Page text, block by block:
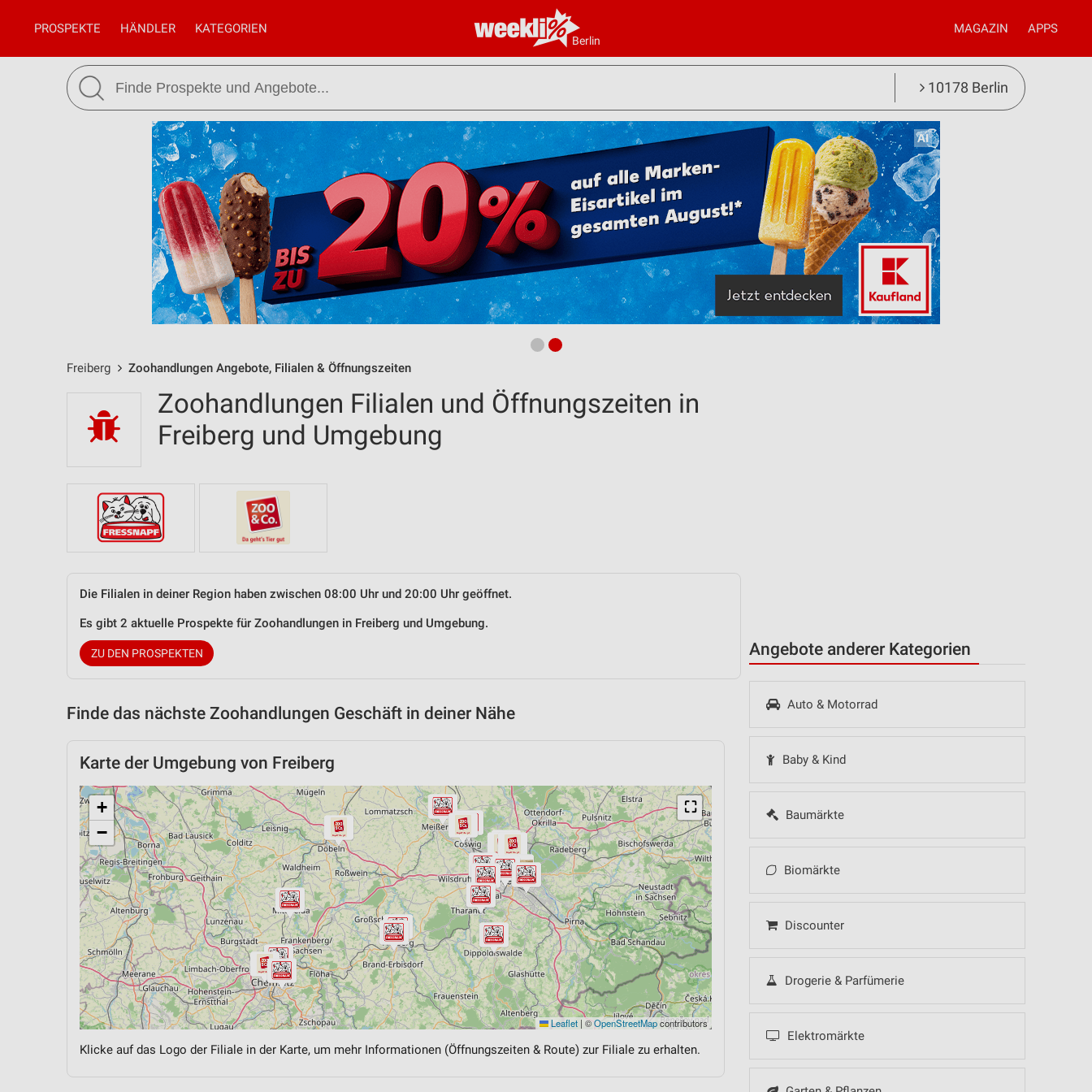
Berlin
PROSPEKTE HÄNDLER KATEGORIEN MAGAZIN APPS
10178 Berlin
Freiberg Zoohandlungen Angebote, Filialen & Öffnungszeiten
Angebote anderer Kategorien
Auto & Motorrad
Baby & Kind
Baumärkte
Biomärkte
Discounter
Drogerie & Parfümerie
Elektromärkte
Zoohandlungen Filialen und Öffnungszeiten in
Freiberg und Umgebung
Die Filialen in deiner Region haben zwischen 08:00 Uhr und 20:00 Uhr geöffnet.
Es gibt 2 aktuelle Prospekte für Zoohandlungen in Freiberg und Umgebung.
ZU DEN PROSPEKTEN
Finde das nächste Zoohandlungen Geschäft in deiner Nähe
Karte der Umgebung von Freiberg
⛶
+
−
Leaflet | ©OpenStreetMapcontributors
Klicke auf das Logo der Filiale in der Karte, um mehr Informationen (Öffnungszeiten & Route) zur Filiale zu erhalten.